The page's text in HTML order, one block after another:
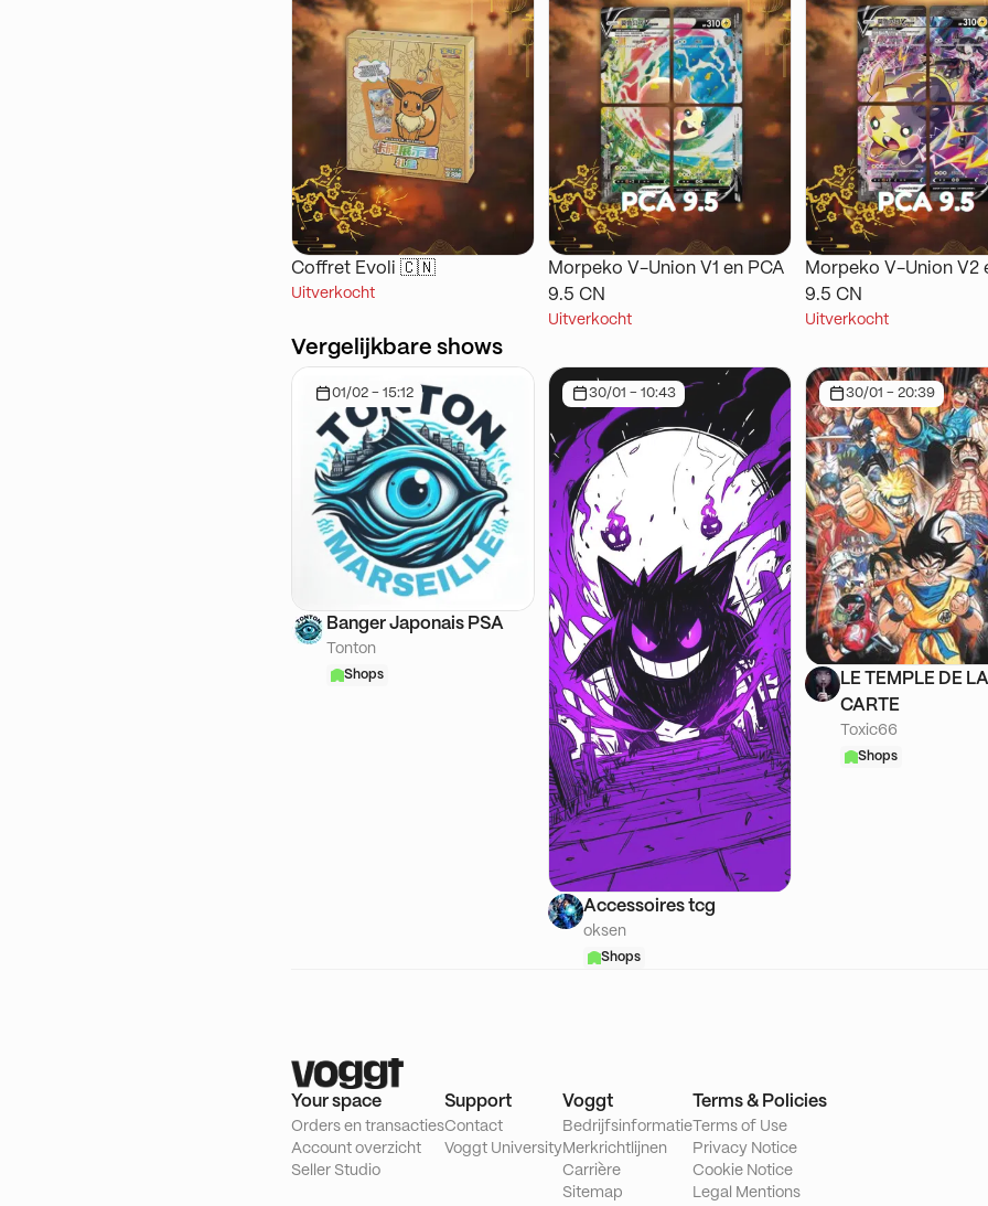
Coffret Evoli 🇨🇳
Uitverkocht
Morpeko V-Union V1 en PCA
9.5 CN
Uitverkocht
Morpeko V-Union V2
9.5 CN
Uitverkocht
Vergelijkbare shows
01/02 - 15:12
Banger Japonais PSA
Tonton
Shops
30/01 - 10:43
Accessoires tcg
oksen
Shops
30/01 - 20:39
LE TEMPLE DE LA
CARTE
Toxic66
Shops
Your space
Orders en transacties
Account overzicht
Seller Studio
Support
Contact
Voggt University
Voggt
Bedrijfsinformatie
Merkrichtlijnen
Carrière
Sitemap
Terms & Policies
Terms of Use
Privacy Notice
Cookie Notice
Legal Mentions